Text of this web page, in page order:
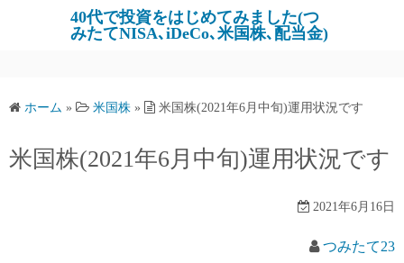
ツ
ス
40代で投資をはじめてみました(つ
みたてNISA､iDeCo､米国株､配当金)
ホーム » 米国株 » 米国株(2021年6月中旬)運用状況です
米国株(2021年6月中旬)運用状況です
2021年6月16日
つみたて23